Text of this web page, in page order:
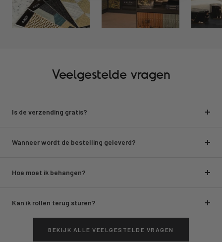
Veelgestelde vragen
Is de verzending gratis?
Wanneer wordt de bestelling geleverd?
Hoe moet ik behangen?
Kan ik rollen terug sturen?
BEKIJK ALLE VEELGESTELDE VRAGEN